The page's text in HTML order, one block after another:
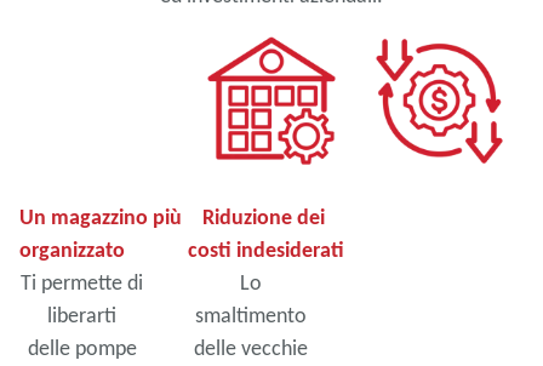
Un magazzino più
organizzato
Ti permette di
liberarti
delle pompe
Riduzione dei
costi indesiderati
Lo
smaltimento
delle vecchie